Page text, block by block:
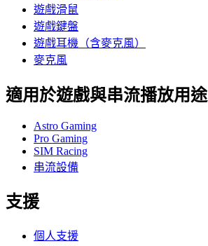
遊戲滑鼠
遊戲鍵盤
遊戲耳機（含麥克風）
麥克風
適用於遊戲與串流播放用途
Astro Gaming
Pro Gaming
SIM Racing
串流設備
支援
個人支援